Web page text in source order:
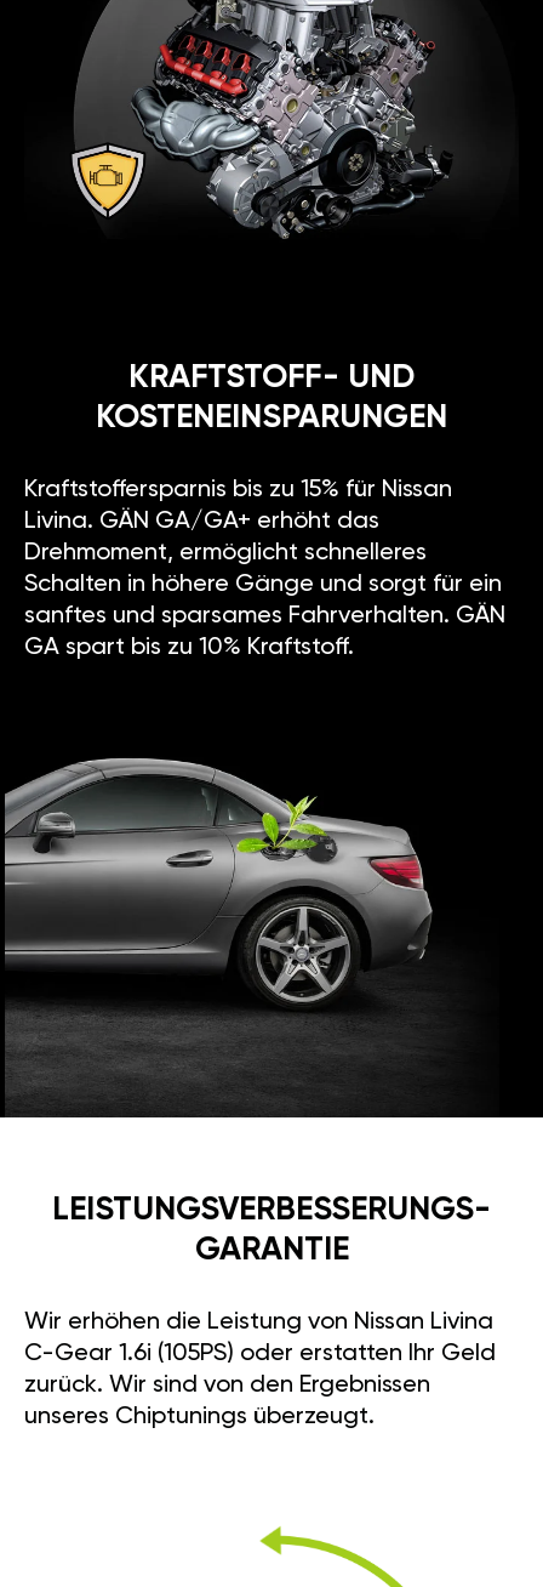
KRAFTSTOFF- UND
KOSTENEINSPARUNGEN
Kraftstoffersparnis bis zu 15% für Nissan
Livina. GÄN GA/GA+ erhöht das
Drehmoment, ermöglicht schnelleres
Schalten in höhere Gänge und sorgt für ein
sanftes und sparsames Fahrverhalten. GÄN
GA spart bis zu 10% Kraftstoff.
LEISTUNGSVERBESSE­RUNGS­
GARANTIE
Wir erhöhen die Leistung von Nissan Livina
C-Gear 1.6i (105PS) oder erstatten Ihr Geld
zurück. Wir sind von den Ergebnissen
unseres Chiptunings überzeugt.